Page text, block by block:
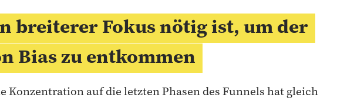
breiterer Fokus nötig ist, um der
Bias zu entkommen
Konzentration auf die letzten Phasen des Funnels hat gleich